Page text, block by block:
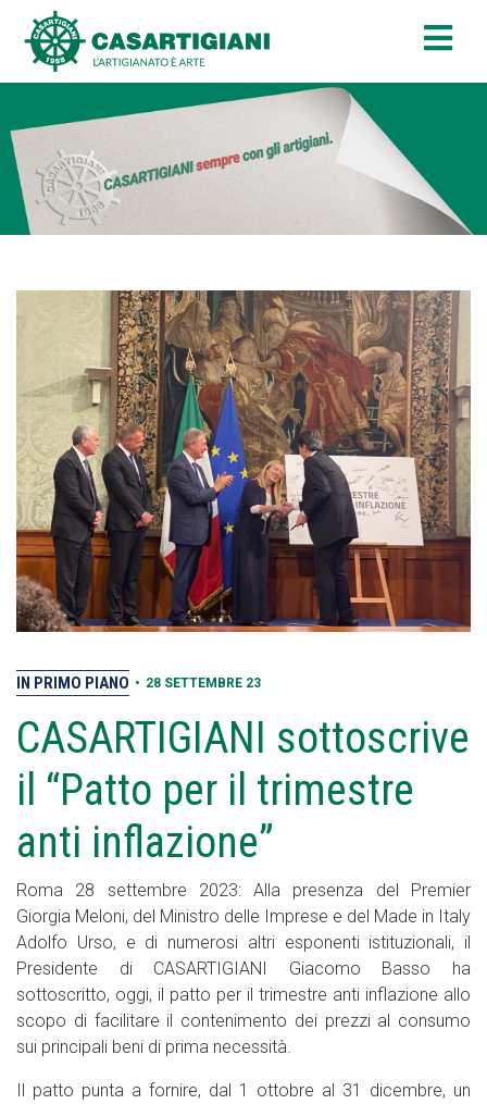
IN PRIMO PIANO • 28 SETTEMBRE 23
CASARTIGIANI sottoscrive
il “Patto per il trimestre
anti inflazione”
Roma 28 settembre 2023: Alla presenza del Premier
Giorgia Meloni, del Ministro delle Imprese e del Made in Italy
Adolfo Urso, e di numerosi altri esponenti istituzionali, il
Presidente di CASARTIGIANI Giacomo Basso ha
sottoscritto, oggi, il patto per il trimestre anti inflazione allo
scopo di facilitare il contenimento dei prezzi al consumo
sui principali beni di prima necessità.
Il patto punta a fornire, dal 1 ottobre al 31 dicembre, un